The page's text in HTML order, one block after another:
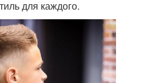
для каждого.